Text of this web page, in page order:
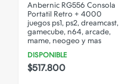
Anbernic RG556 Consola
Portatil Retro + 4000
juegos ps1, ps2, dreamcast,
gamecube, n64, arcade,
mame, neogeo y mas
DISPONIBLE
$517.800